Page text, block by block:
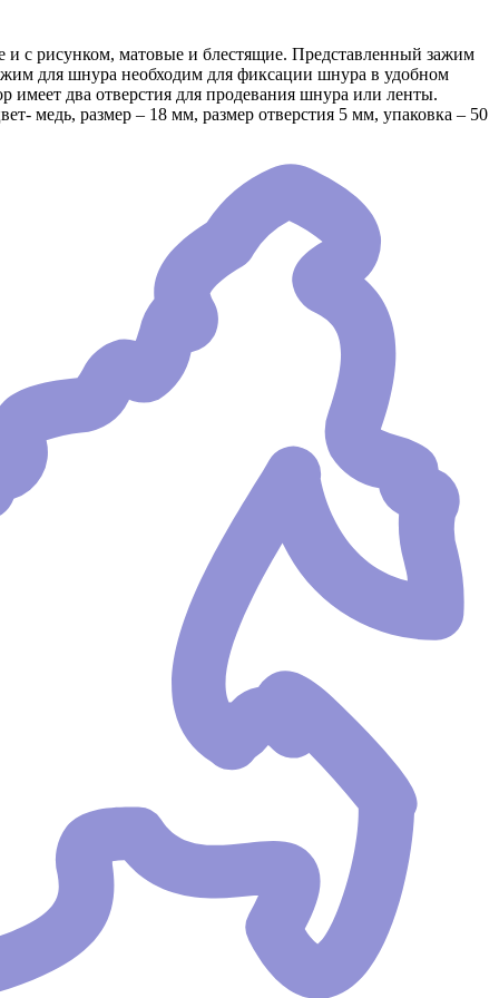
с рисунком, матовые и блестящие. Представленный зажим
для шнура необходим для фиксации шнура в удобном
два отверстия для продевания шнура или ленты.
медь, размер – 18 мм, размер отверстия 5 мм, упаковка – 50